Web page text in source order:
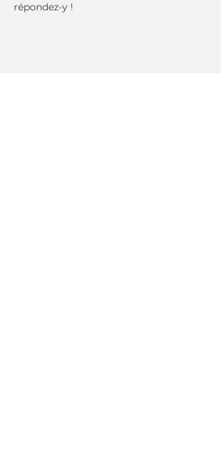
répondez-y !